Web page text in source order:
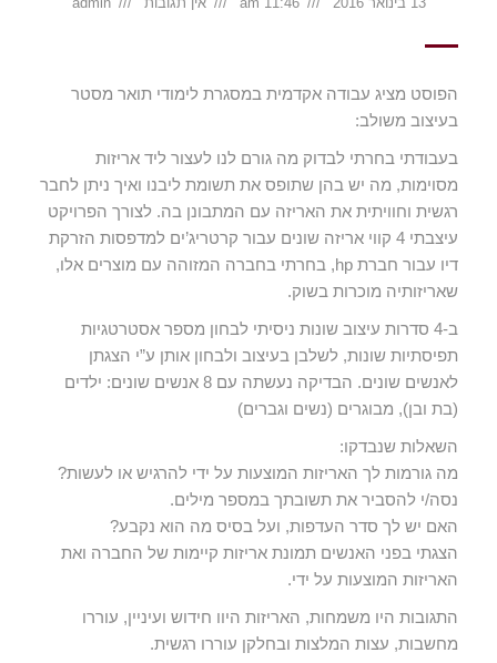
הפוסט מציג עבודה אקדמית במסגרת לימודי תואר מסטר
בעיצוב משולב:
בעבודתי בחרתי לבדוק מה גורם לנו לעצור ליד אריזות
מסוימות, מה יש בהן שתופס את תשומת ליבנו ואיך ניתן לחבר
רגשית וחוויתית את האריזה עם המתבונן בה. לצורך הפרויקט
עיצבתי 4 קווי אריזה שונים עבור קרטריג’ים למדפסות הזרקת
דיו עבור חברת hp, בחרתי בחברה המזוהה עם מוצרים אלו,
שאריזותיה מוכרות בשוק.
ב-4 סדרות עיצוב שונות ניסיתי לבחון מספר אסטרטגיות
תפיסתיות שונות, לשלבן בעיצוב ולבחון אותן ע”י הצגתן
לאנשים שונים. הבדיקה נעשתה עם 8 אנשים שונים: ילדים
(בת ובן), מבוגרים (נשים וגברים)
השאלות שנבדקו:
מה גורמות לך האריזות המוצעות על ידי להרגיש או לעשות?
נסה/י להסביר את תשובתך במספר מילים.
האם יש לך סדר העדפות, ועל בסיס מה הוא נקבע?
הצגתי בפני האנשים תמונת אריזות קיימות של החברה ואת
האריזות המוצעות על ידי.
התגובות היו משמחות, האריזות היוו חידוש ועיניין, עוררו
מחשבות, עצות המלצות ובחלקן עוררו רגשית.